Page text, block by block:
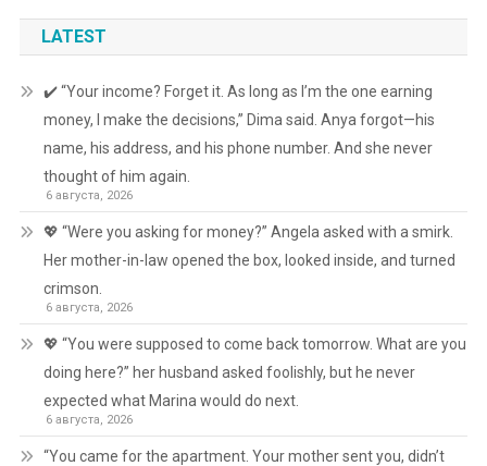
LATEST
✔️ “Your income? Forget it. As long as I’m the one earning
money, I make the decisions,” Dima said. Anya forgot—his
name, his address, and his phone number. And she never
thought of him again.
6 августа, 2026
💖 “Were you asking for money?” Angela asked with a smirk.
Her mother-in-law opened the box, looked inside, and turned
crimson.
6 августа, 2026
💖 “You were supposed to come back tomorrow. What are you
doing here?” her husband asked foolishly, but he never
expected what Marina would do next.
6 августа, 2026
“You came for the apartment. Your mother sent you, didn’t